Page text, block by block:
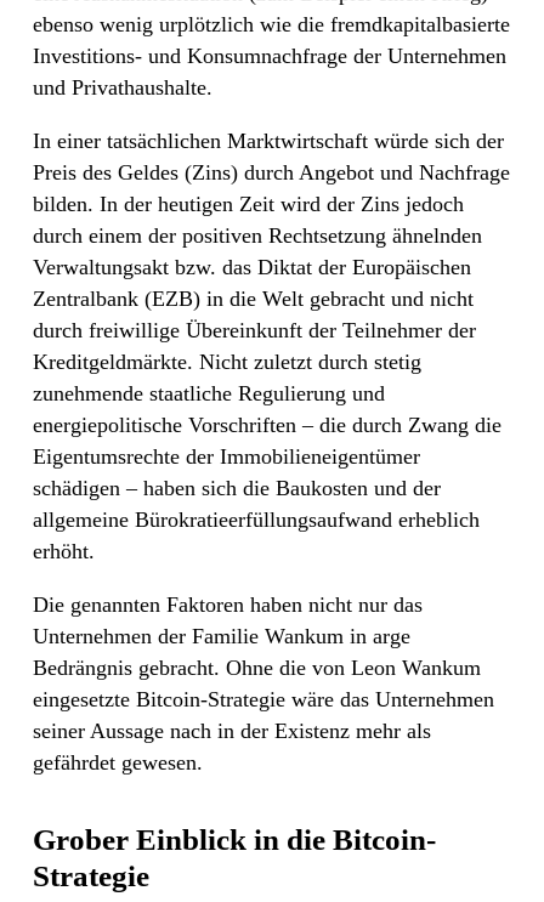
ebenso wenig urplötzlich wie die fremdkapitalbasierte
Investitions- und Konsumnachfrage der Unternehmen
und Privathaushalte.
In einer tatsächlichen Marktwirtschaft würde sich der
Preis des Geldes (Zins) durch Angebot und Nachfrage
bilden. In der heutigen Zeit wird der Zins jedoch
durch einem der positiven Rechtsetzung ähnelnden
Verwaltungsakt bzw. das Diktat der Europäischen
Zentralbank (EZB) in die Welt gebracht und nicht
durch freiwillige Übereinkunft der Teilnehmer der
Kreditgeldmärkte. Nicht zuletzt durch stetig
zunehmende staatliche Regulierung und
energiepolitische Vorschriften – die durch Zwang die
Eigentumsrechte der Immobilieneigentümer
schädigen – haben sich die Baukosten und der
allgemeine Bürokratieerfüllungsaufwand erheblich
erhöht.
Die genannten Faktoren haben nicht nur das
Unternehmen der Familie Wankum in arge
Bedrängnis gebracht. Ohne die von Leon Wankum
eingesetzte Bitcoin-Strategie wäre das Unternehmen
seiner Aussage nach in der Existenz mehr als
gefährdet gewesen.
Grober Einblick in die Bitcoin-
Strategie